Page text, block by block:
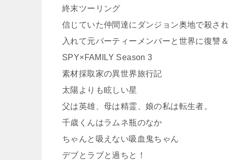
終末ツーリング
信じていた仲間達にダンジョン奥地で殺さ
入れて元パーティーメンバーと世界に復讐
SPY×FAMILY Season 3
素材採取家の異世界旅行記
太陽よりも眩しい星
父は英雄、母は精霊、娘の私は転生者。
千歳くんはラムネ瓶のなか
ちゃんと吸えない吸血鬼ちゃん
デブとラブと過ちと！